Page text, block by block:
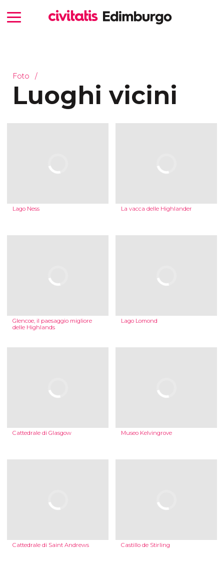
Foto
Luoghi vicini
Lago Ness La vacca delle Highlander
Glencoe, il paesaggio migliore
delle Highlands
Lago Lomond
Cattedrale di Glasgow Museo Kelvingrove
Cattedrale di Saint Andrews Castillo de Stirling